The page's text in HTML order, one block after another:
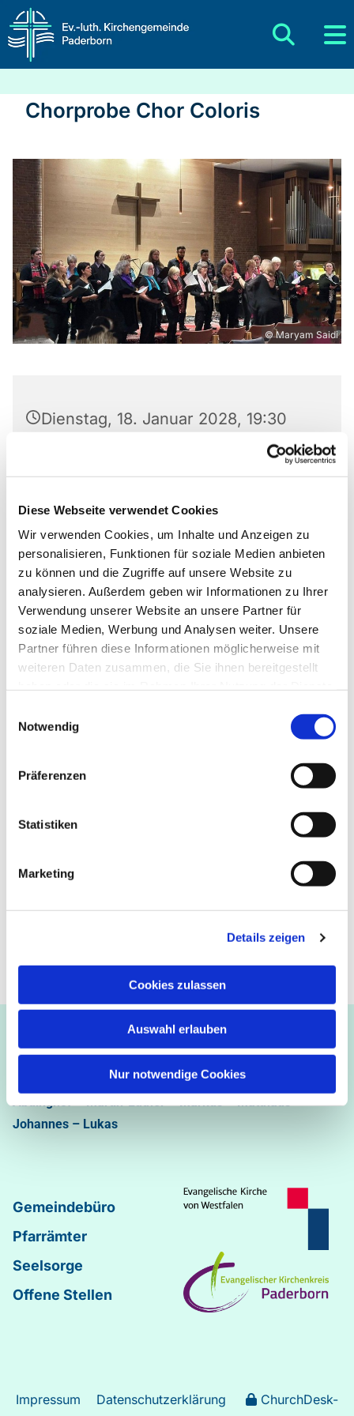
Diese Webseite verwendet Cookies
Wir verwenden Cookies, um Inhalte und Anzeigen zu
personalisieren, Funktionen für soziale Medien anbieten
zu können und die Zugriffe auf unsere Website zu
analysieren. Außerdem geben wir Informationen zu Ihrer
Verwendung unserer Website an unsere Partner für
soziale Medien, Werbung und Analysen weiter. Unsere
Partner führen diese Informationen möglicherweise mit
weiteren Daten zusammen, die Sie ihnen bereitgestellt
Notwendig
Präferenzen
Statistiken
Marketing
Details zeigen
Cookies zulassen
Auswahl erlauben
Nur notwendige Cookies
Chorprobe Chor Coloris
© Maryam Saidi
Dienstag, 18. Januar 2028, 19:30
33098 Paderborn
Ulrike Wiedemann
Wir proben jeden Dienstag. Ausnahme: in den
Ferien und an Feiertagen.
Ev.-luth. Kirchengemeinde Paderborn
Bastfelder Weg 30 - 33098 Paderborn
05251/5002-32 und 5002-33
Abdinghof–Martin-Luther–Markus–Matthäus–
Johannes – Lukas
Gemeindebüro
Pfarrämter
Seelsorge
Offene Stellen
Impressum Datenschutzerklärung ChurchDesk-